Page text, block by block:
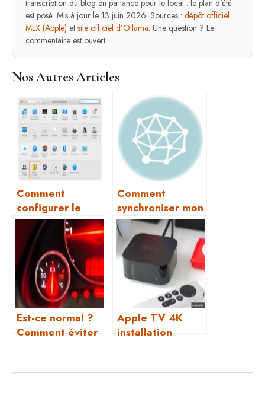
transcription du blog en partance pour le local : le plan d’été
est posé. Mis à jour le 13 juin 2026. Sources : dépôt officiel
MLX (Apple) et site officiel d’Ollama. Une question ? Le
commentaire est ouvert.
Nos Autres Articles
Comment
configurer le
contrôle parental
sur Mac ?
Comment
synchroniser mon
agenda Google
ou Outlook avec
mon Mac ?
Est-ce normal ?
Comment éviter
Apple TV 4K
installation